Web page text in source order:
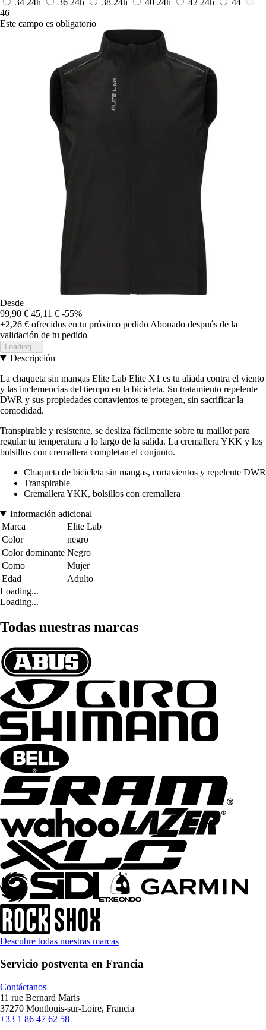
34 24h 36 24h 38 24h 40 24h 42 24h
44
46
Este campo es obligatorio
Desde
99,90 € 45,11 € -55%
+2,26 € ofrecidos en tu próximo pedido Abonado después de la
validación de tu pedido
Loading...
Descripción
La chaqueta sin mangas Elite Lab Elite X1 es tu aliada contra el viento
y las inclemencias del tiempo en la bicicleta. Su tratamiento repelente
DWR y sus propiedades cortavientos te protegen, sin sacrificar la
comodidad.
Transpirable y resistente, se desliza fácilmente sobre tu maillot para
regular tu temperatura a lo largo de la salida. La cremallera YKK y los
bolsillos con cremallera completan el conjunto.
Chaqueta de bicicleta sin mangas, cortavientos y repelente DWR
Transpirable
Cremallera YKK, bolsillos con cremallera
Información adicional
Marca
Elite Lab
Color
negro
Color dominante Negro
Como
Mujer
Edad
Adulto
Loading...
Loading...
Todas nuestras marcas
Descubre todas nuestras marcas
Servicio postventa en Francia
Contáctanos
11 rue Bernard Maris
37270 Montlouis-sur-Loire, Francia
+33 1 86 47 62 58